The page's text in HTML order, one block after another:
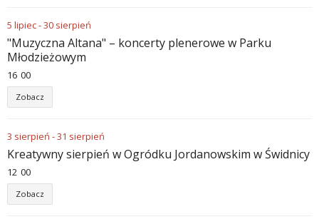
5 lipiec-30 sierpień
"Muzyczna Altana" – koncerty plenerowe w Parku
Młodzieżowym
16 00
Zobacz
3 sierpień -31 sierpień
Kreatywny sierpień w Ogródku Jordanowskim w Świdnicy
12 00
Zobacz